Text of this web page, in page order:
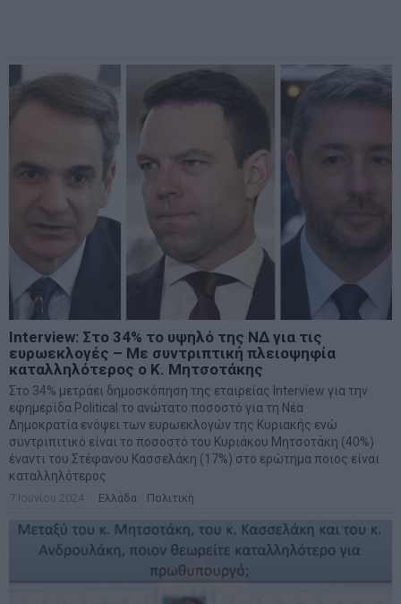
Interview: Στο 34% το υψηλό της ΝΔ για τις
ευρωεκλογές – Με συντριπτική πλειοψηφία
καταλληλότερος ο Κ. Μητσοτάκης
Στο 34% μετράει δημοσκόπηση της εταιρείας Interview για την
εφημερίδα Political το ανώτατο ποσοστό για τη Νέα
Δημοκρατία ενόψει των ευρωεκλογών της Κυριακής ενώ
συντριπιτικό είναι το ποσοστό του Κυριάκου Μητσοτάκη (40%)
έναντι του Στέφανου Κασσελάκη (17%) στο ερώτημα ποιος είναι
καταλληλότερος
7 Ιουνίου 2024 Ελλάδα Πολιτική